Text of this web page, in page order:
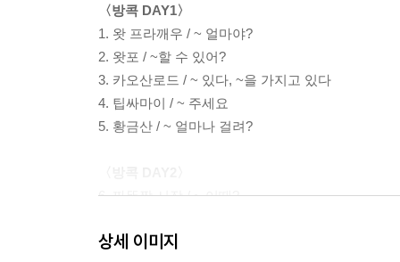
〈방콕 DAY1〉
1. 왓 프라깨우 / ~ 얼마야?
2. 왓포 / ~할 수 있어?
3. 카오산로드 / ~ 있다, ~을 가지고 있다
4. 팁싸마이 / ~ 주세요
5. 황금산 / ~ 얼마나 걸려?
6. 짜뚜짝 시장 / ~ 어때?
8. 씨암 스퀘어 / ~ 어디에 있어?
상세 이미지